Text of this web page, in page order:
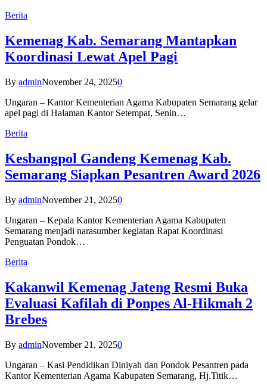
Berita
Kemenag Kab. Semarang Mantapkan
Koordinasi Lewat Apel Pagi
By adminNovember 24, 20250
Ungaran – Kantor Kementerian Agama Kabupaten Semarang gelar
apel pagi di Halaman Kantor Setempat, Senin…
Berita
Kesbangpol Gandeng Kemenag Kab.
Semarang Siapkan Pesantren Award 2026
By adminNovember 21, 20250
Ungaran – Kepala Kantor Kementerian Agama Kabupaten
Semarang menjadi narasumber kegiatan Rapat Koordinasi
Penguatan Pondok…
Berita
Kakanwil Kemenag Jateng Resmi Buka
Evaluasi Kafilah di Ponpes Al-Hikmah 2
Brebes
By adminNovember 21, 20250
Ungaran – Kasi Pendidikan Diniyah dan Pondok Pesantren pada
Kantor Kementerian Agama Kabupaten Semarang, Hj.Titik…